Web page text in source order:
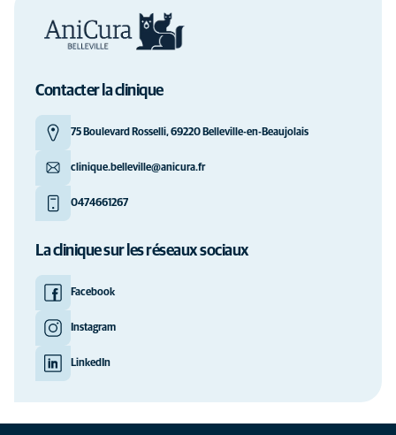
Contacter la clinique
75 Boulevard Rosselli, 69220 Belleville-en-Beaujolais
clinique.belleville@anicura.fr
0474661267
La clinique sur les réseaux sociaux
Facebook
Instagram
LinkedIn